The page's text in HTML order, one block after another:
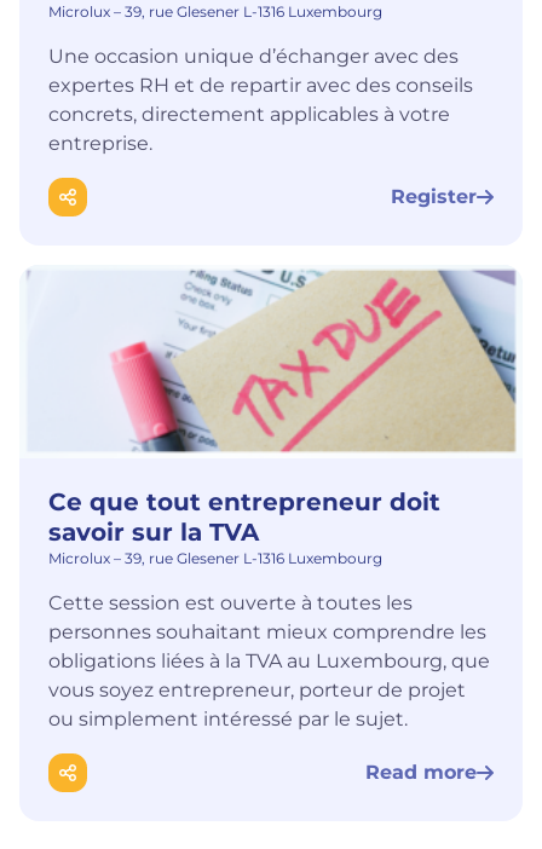
Microlux – 39, rue Glesener L-1316 Luxembourg
Une occasion unique d’échanger avec des
expertes RH et de repartir avec des conseils
concrets, directement applicables à votre
entreprise.
Register
Ce que tout entrepreneur doit
savoir sur la TVA
Microlux – 39, rue Glesener L-1316 Luxembourg
Cette session est ouverte à toutes les
personnes souhaitant mieux comprendre les
obligations liées à la TVA au Luxembourg, que
vous soyez entrepreneur, porteur de projet
ou simplement intéressé par le sujet.
Read more